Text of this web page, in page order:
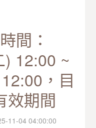
間：
12:00 ~
，目
效期間
11-04 04:00:00